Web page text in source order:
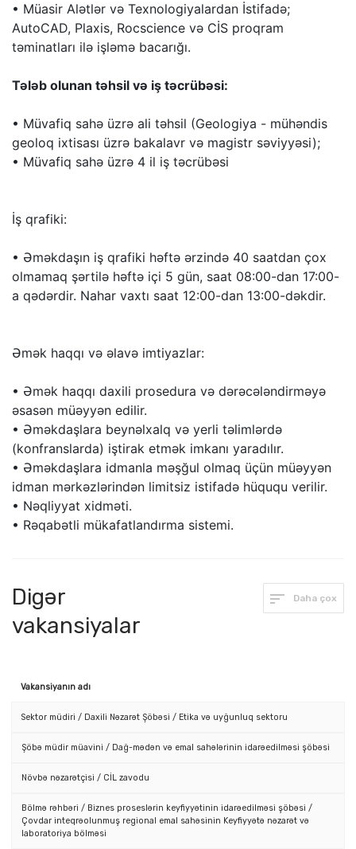
• Müasir Alətlər və Texnologiyalardan İstifadə;
AutoCAD, Plaxis, Rocscience və CİS proqram
təminatları ilə işləmə bacarığı.
Tələb olunan təhsil və iş təcrübəsi:
• Müvafiq sahə üzrə ali təhsil (Geologiya - mühəndis
geoloq ixtisası üzrə bakalavr və magistr səviyyəsi);
• Müvafiq sahə üzrə 4 il iş təcrübəsi
İş qrafiki:
• Əməkdaşın iş qrafiki həftə ərzində 40 saatdan çox
olmamaq şərtilə həftə içi 5 gün, saat 08:00-dan 17:00-
a qədərdir. Nahar vaxtı saat 12:00-dan 13:00-dəkdir.
Əmək haqqı və əlavə imtiyazlar:
• Əmək haqqı daxili prosedura və dərəcələndirməyə
əsasən müəyyən edilir.
• Əməkdaşlara beynəlxalq və yerli təlimlərdə
(konfranslarda) iştirak etmək imkanı yaradılır.
• Əməkdaşlara idmanla məşğul olmaq üçün müəyyən
idman mərkəzlərindən limitsiz istifadə hüququ verilir.
• Nəqliyyat xidməti.
• Rəqabətli mükafatlandırma sistemi.
Digər
vakansiyalar
Daha çox